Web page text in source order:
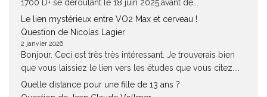
1700 D+ se déroulant le 18 juin 2025,avant de...
Le lien mystérieux entre VO2 Max et cerveau !
Question de Nicolas Lagier
2 janvier 2026
Bonjour. Ceci est très très intéressant. Je trouverais bien
que vous laissiez le lien vers les études que vous citez....
Quelle distance pour une fille de 13 ans ?